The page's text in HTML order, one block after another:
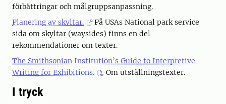
förbättringar och målgruppsanpassning.
Planering av skyltar.
På USAs National park service
sida om skyltar (waysides) finns en del
rekommendationer om texter.
The Smithsonian Institution’s Guide to Interpretive
Writing for Exhibitions.
Om utställningstexter.
I tryck